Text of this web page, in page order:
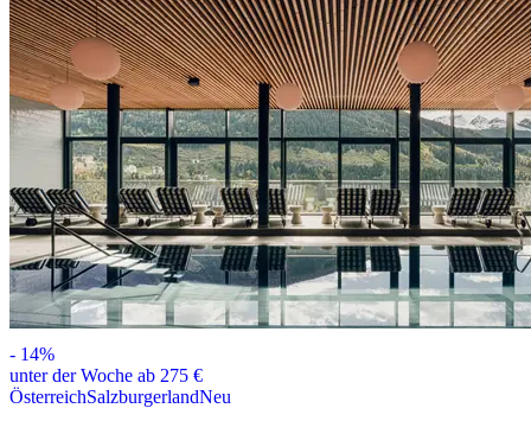
- 14%
unter der Woche ab 275 €
ÖsterreichSalzburgerlandNeu